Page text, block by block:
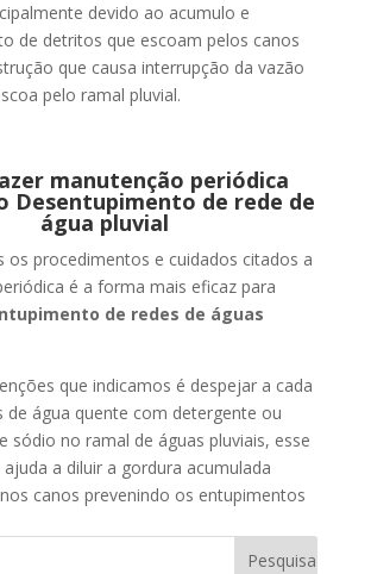
devido ao acumulo e
de detritos que escoam pelos canos
que causa interrupção da vazão
pelo ramal pluvial.
manutenção periódica
Desentupimento de rede de
água pluvial
os procedimentos e cuidados citados a
é a forma mais eficaz para
de redes de águas
que indicamos é despejar a cada
de água quente com detergente ou
sódio no ramal de águas pluviais, esse
a diluir a gordura acumulada
canos prevenindo os entupimentos